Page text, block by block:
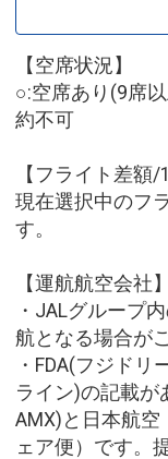
【空席状況】
○:空席あり(9席
約不可
【フライト差額/
現在選択中のフ
す。
【運航航空会社】
・JALグループ
航となる場合が
・FDA(フジド
ライン)の記載が
AMX)と日本航
ェア便）です。